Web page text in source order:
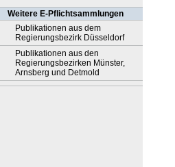
Weitere E-Pflichtsammlungen
Publikationen aus dem
Regierungsbezirk Düsseldorf
Publikationen aus den
Regierungsbezirken Münster,
Arnsberg und Detmold